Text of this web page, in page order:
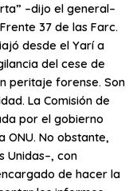
–dijo el general–
37 de las Farc.
desde el Yarí a
del cese de
peritaje forense. Son
La Comisión de
por el gobierno
ONU. No obstante,
Unidas–, con
de hacer la